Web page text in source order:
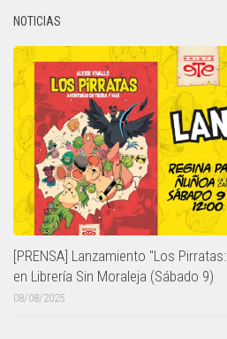
NOTICIAS
[PRENSA] Lanzamiento "Los
en Librería Sin Moraleja (Sábado 9)
08/08/2025